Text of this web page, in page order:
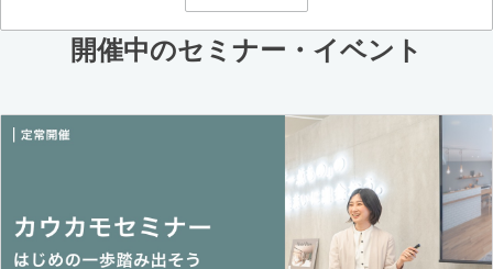
開催中のセミナー・イベント